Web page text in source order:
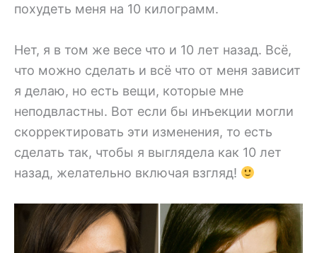
похудеть меня на 10 килограмм.
Нет, я в том же весе что и 10 лет назад. Всё,
что можно сделать и всё что от меня зависит
я делаю, но есть вещи, которые мне
неподвластны. Вот если бы инъекции могли
скорректировать эти изменения, то есть
сделать так, чтобы я выглядела как 10 лет
назад, желательно включая взгляд!